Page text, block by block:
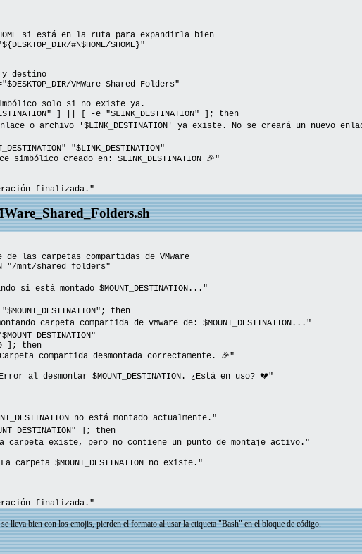
si está en la ruta para expandirla bien
#\$HOME/$HOME}"
destino
VMWare Shared Folders"
solo si no existe ya.
] || [ -e "$LINK_DESTINATION" ]; then
o archivo '$LINK_DESTINATION' ya existe. No se creará un nuevo
"$LINK_DESTINATION"
creado en: $LINK_DESTINATION 🎉"
finalizada."
de las carpetas compartidas de VMware
mnt/shared_folders"
si está montado $MOUNT_DESTINATION..."
then
carpeta compartida de VMware de: $MOUNT_DESTINATION..."
then
compartida desmontada correctamente. 🎉"
desmontar $MOUNT_DESTINATION. ¿Está en uso? 💔"
no está montado actualmente."
]; then
existe, pero no contiene un punto de montaje activo."
$MOUNT_DESTINATION no existe."
finalizada."
lleva bien con los emojis, pierden el formato al usar la etiqueta "Bash" en el bloque de código.